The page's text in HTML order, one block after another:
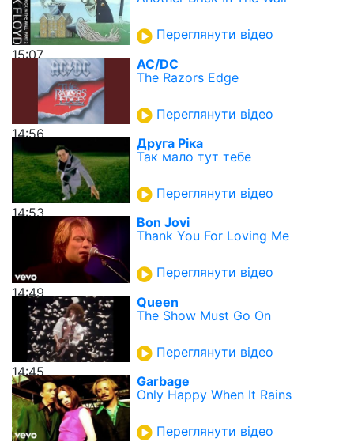
15:07
Переглянути відео
14:56
AC/DC
The Razors Edge
Переглянути відео
14:53
Друга Ріка
Так мало тут тебе
Переглянути відео
14:49
Bon Jovi
Thank You For Loving Me
Переглянути відео
14:45
Queen
The Show Must Go On
Переглянути відео
Garbage
Only Happy When It Rains
Переглянути відео